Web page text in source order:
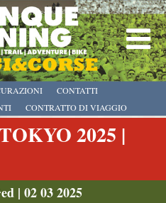
CONTRATTO DI VIAGGIO
CONTATTI
2025 |
| 02 03 2025